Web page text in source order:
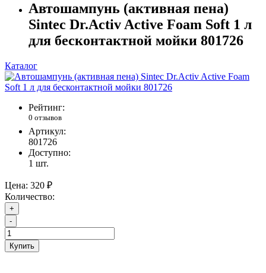
Автошампунь (активная пена)
Sintec Dr.Activ Active Foam Soft 1 л
для бесконтактной мойки 801726
Каталог
Рейтинг:
0 отзывов
Артикул:
801726
Доступно:
1 шт.
Цена: 320 ₽
Количество:
+
-
Купить